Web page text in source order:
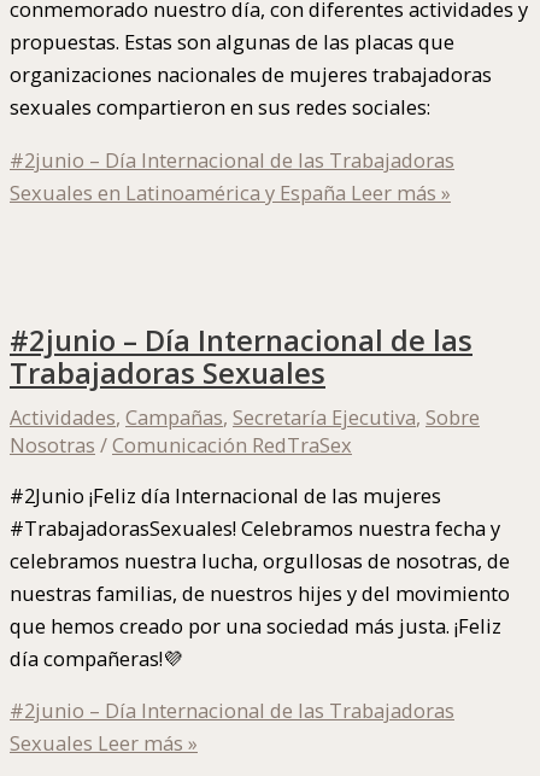
conmemorado nuestro día, con diferentes actividades y
propuestas. Estas son algunas de las placas que
organizaciones nacionales de mujeres trabajadoras
sexuales compartieron en sus redes sociales:
#2junio – Día Internacional de las Trabajadoras
Sexuales en Latinoamérica y España Leer más »
#2junio – Día Internacional de las
Trabajadoras Sexuales
Actividades, Campañas, Secretaría Ejecutiva, Sobre
Nosotras /Comunicación RedTraSex
#2Junio ¡Feliz día Internacional de las mujeres
#TrabajadorasSexuales! Celebramos nuestra fecha y
celebramos nuestra lucha, orgullosas de nosotras, de
nuestras familias, de nuestros hijes y del movimiento
que hemos creado por una sociedad más justa. ¡Feliz
día compañeras!💜
#2junio – Día Internacional de las Trabajadoras
Sexuales Leer más »